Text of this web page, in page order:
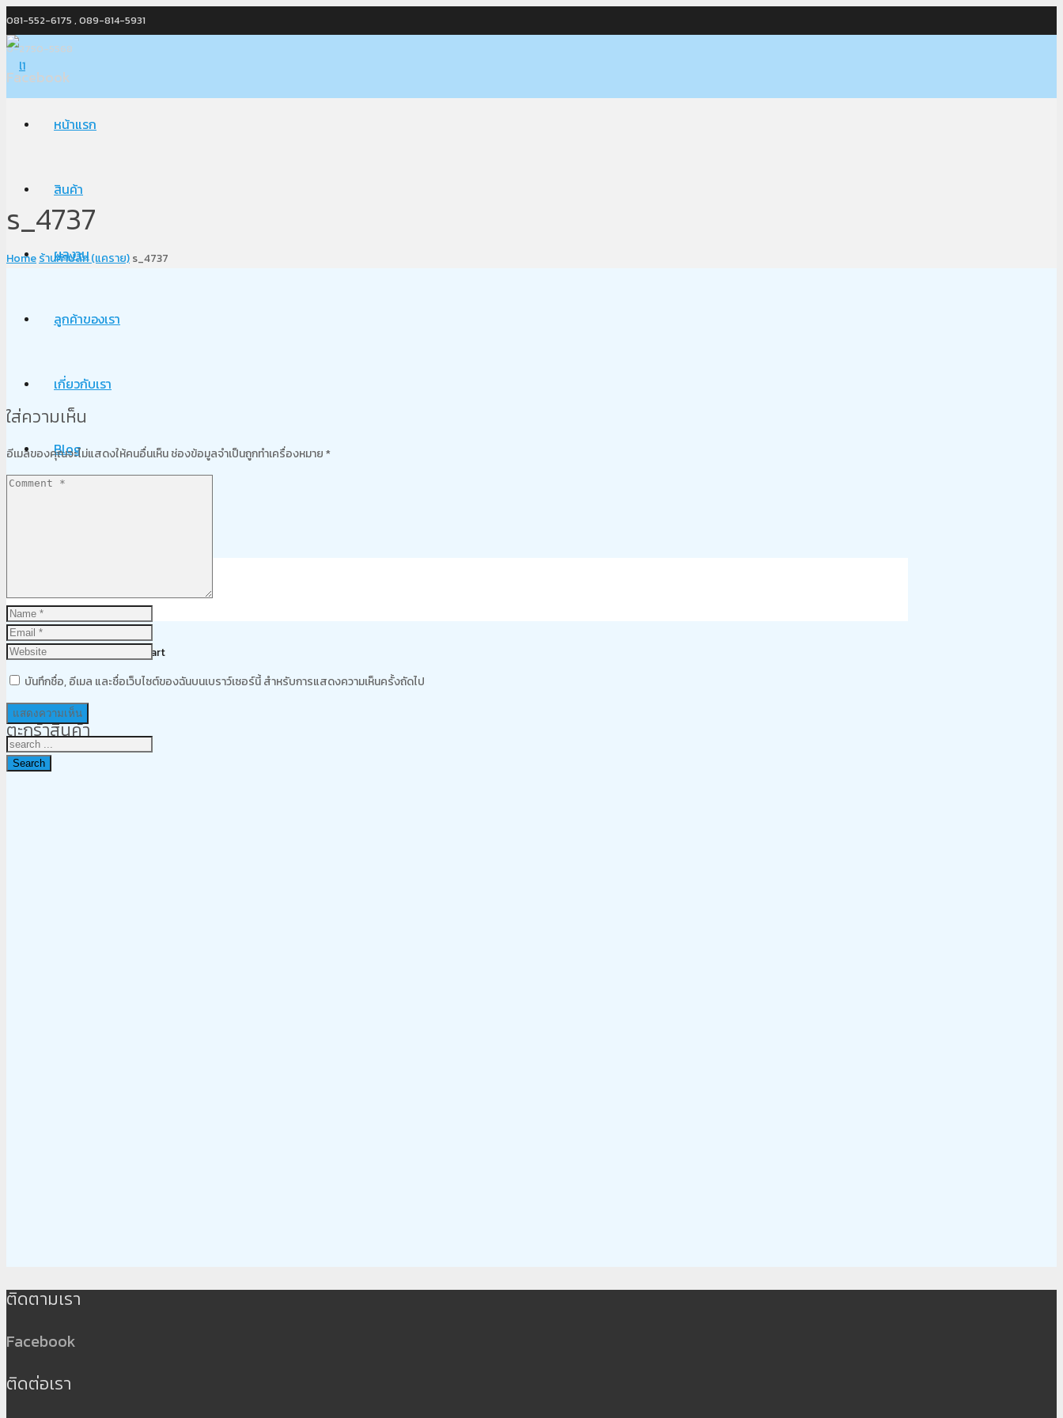
081-552-6175 , 089-814-5931
0-2750-5568
Facebook
หน้าแรก
สินค้า
ผลงาน
ลูกค้าของเรา
เกี่ยวกับเรา
Blog
Product was added to your cart
ตะกร้าสินค้า
s_4737
Homeร้านค้าปลีก (แคราย)s_4737
ใส่ความเห็น
อีเมลของคุณจะไม่แสดงให้คนอื่นเห็นช่องข้อมูลจำเป็นถูกทำเครื่องหมาย*
บันทึกชื่อ, อีเมล และชื่อเว็บไซต์ของฉันบนเบราว์เซอร์นี้ สำหรับการแสดงความเห็นครั้งถัดไป
Search
ติดตามเรา
Facebook
ติดต่อเรา